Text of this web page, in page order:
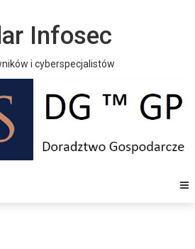
Infosec
i cyberspecjalistów